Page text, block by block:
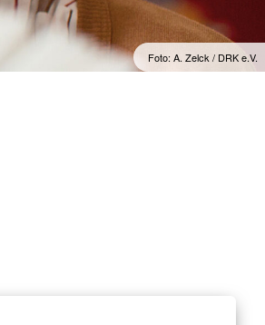
Foto: A. Zelck / DRK e.V.